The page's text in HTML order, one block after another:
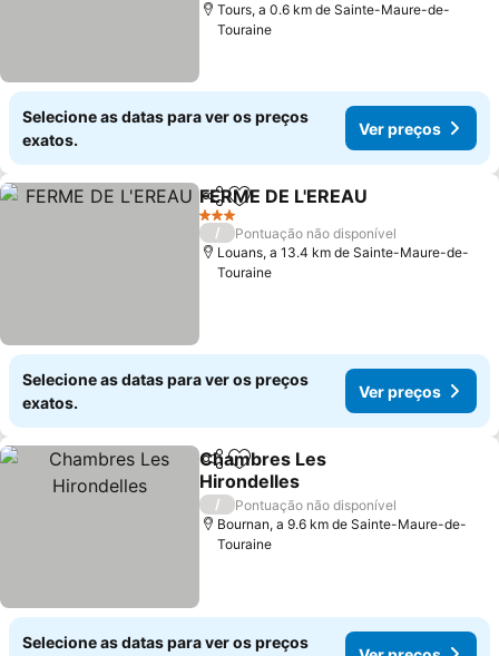
Tours, a 0.6 km de Sainte-Maure-de-
Touraine
Selecione as datas para ver os preços
exatos.
Ver preços
PartilharAdicionar aos favoritos
FERME DE L'EREAU
3 Estrelas
/
Pontuação não disponível
Louans, a 13.4 km de Sainte-Maure-de-
Touraine
Selecione as datas para ver os preços
exatos.
Ver preços
PartilharAdicionar aos favoritos
Chambres Les
Hirondelles
Ver preços
/
Pontuação não disponível
Bournan, a 9.6 km de Sainte-Maure-de-
Touraine
Selecione as datas para ver os preços